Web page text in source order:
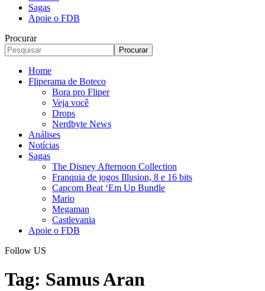
Sagas
Apoie o FDB
Procurar
Home
Fliperama de Boteco
Bora pro Fliper
Veja você
Drops
Nerdbyte News
Análises
Notícias
Sagas
The Disney Afternoon Collection
Franquia de jogos Illusion, 8 e 16 bits
Capcom Beat ‘Em Up Bundle
Mario
Megaman
Castlevania
Apoie o FDB
Follow US
Tag: Samus Aran